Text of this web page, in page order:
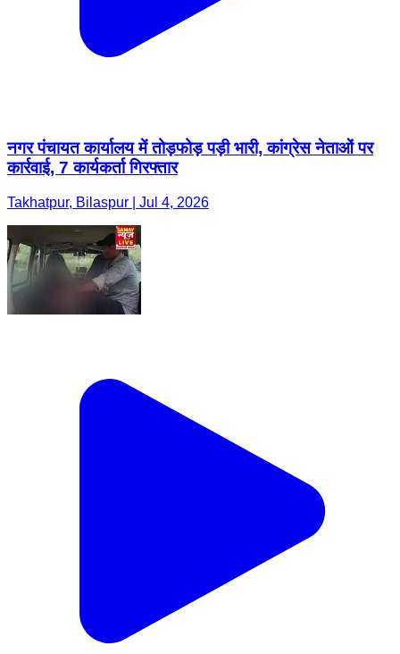
नगर पंचायत कार्यालय में तोड़फोड़ पड़ी भारी, कांग्रेस नेताओं पर
कार्रवाई, 7 कार्यकर्ता गिरफ्तार
Takhatpur, Bilaspur | Jul 4, 2026